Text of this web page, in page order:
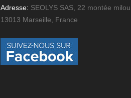
Adresse: SEOLYS SAS, 22 montée
13013 Marseille, France